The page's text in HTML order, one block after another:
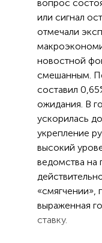
вопрос
или сигнал
отмечали
новостной
смешанным.
составил
ожидания. В
ускорилась
укрепление
высокий
ведомства на
«смягчении»,
выраженная
ставку.